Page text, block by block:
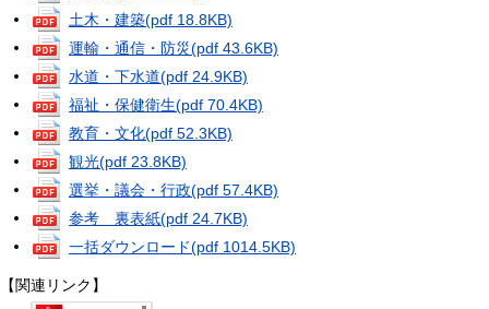
土木・建築(pdf 18.8KB)
運輸・通信・防災(pdf 43.6KB)
水道・下水道(pdf 24.9KB)
福祉・保健衛生(pdf 70.4KB)
教育・文化(pdf 52.3KB)
観光(pdf 23.8KB)
選挙・議会・行政(pdf 57.4KB)
参考 裏表紙(pdf 24.7KB)
一括ダウンロード(pdf 1014.5KB)
【関連リンク】